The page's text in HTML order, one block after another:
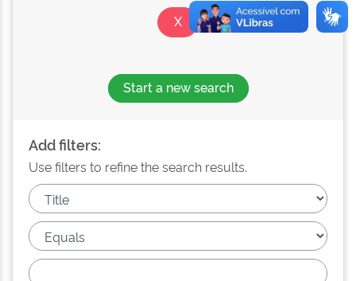
Start a new search
Add filters:
Use filters to refine the search results.